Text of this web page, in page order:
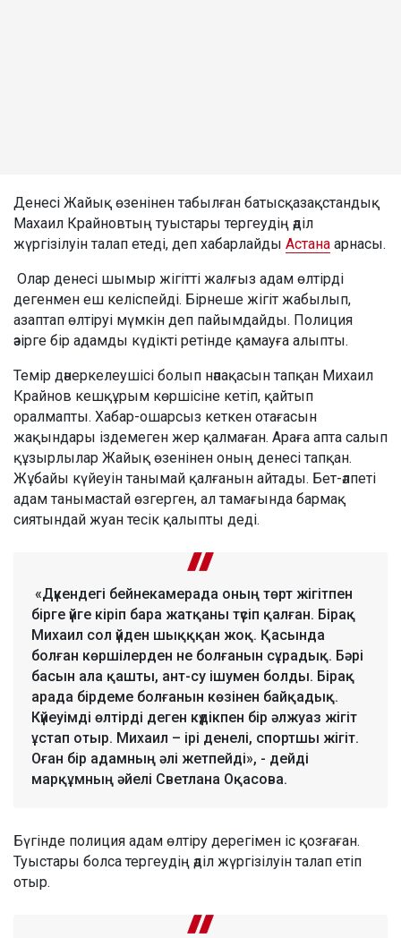
Денесі Жайық өзенінен табылған батысқазақстандық
Махаил Крайновтың туыстары тергеудің әділ
жүргізілуін талап етеді, деп хабарлайды Астана арнасы.
Олар денесі шымыр жігітті жалғыз адам өлтірді
дегенмен еш келіспейді. Бірнеше жігіт жабылып,
азаптап өлтіруі мүмкін деп пайымдайды. Полиция
әзірге бір адамды күдікті ретінде қамауға алыпты.
Темір дәнеркелеушісі болып нәпақасын тапқан Михаил
Крайнов кешқұрым көршісіне кетіп, қайтып
оралмапты. Хабар-ошарсыз кеткен отағасын
жақындары іздемеген жер қалмаған. Араға апта салып
құзырлылар Жайық өзенінен оның денесі тапқан.
Жұбайы күйеуін танымай қалғанын айтады. Бет-әлпеті
адам танымастай өзгерген, ал тамағында бармақ
сиятындай жуан тесік қалыпты деді.
«Дүкендегі бейнекамерада оның төрт жігітпен
бірге үйге кіріп бара жатқаны түсіп қалған. Бірақ
Михаил сол үйден шықққан жоқ. Қасында
болған көршілерден не болғанын сұрадық. Бәрі
басын ала қашты, ант-су ішумен болды. Бірақ
арада бірдеме болғанын көзінен байқадық.
Күйеуімді өлтірді деген күдікпен бір әлжуаз жігіт
ұстап отыр. Михаил – ірі денелі, спортшы жігіт.
Оған бір адамның әлі жетпейді», - дейді
марқұмның әйелі Светлана Оқасова.
Бүгінде полиция адам өлтіру дерегімен іс қозғаған.
Туыстары болса тергеудің әділ жүргізілуін талап етіп
отыр.